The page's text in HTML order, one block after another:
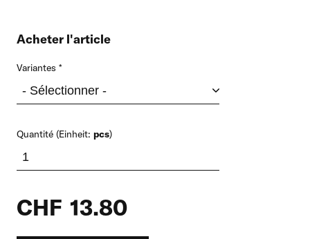
Acheter l'article
Variantes
Quantité (Einheit: pcs)
CHF 13.80